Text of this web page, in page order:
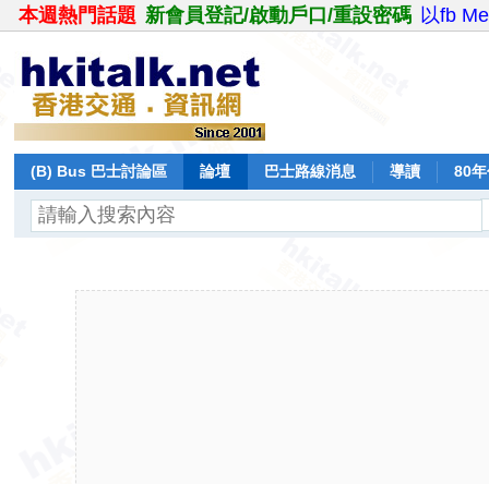
本週熱門話題 新會員登記/啟動戶口/重設密碼 以fb
(B) Bus 巴士討論區 論壇 巴士路線消息 導讀 80